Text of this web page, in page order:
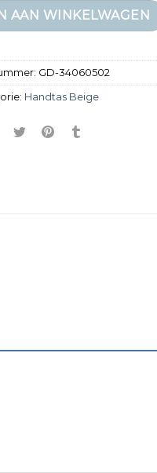
AAN WINKELWAGEN
GD-34060502
Handtas Beige